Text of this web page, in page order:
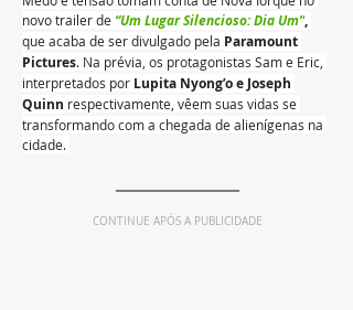
novo trailer de “Um Lugar Silencioso: Dia Um”,
que acaba de ser divulgado pela Paramount
Pictures. Na prévia, os protagonistas Sam e Eric,
interpretados por Lupita Nyong’o e Joseph
Quinn respectivamente, vêem suas vidas se
transformando com a chegada de alienígenas na
cidade.
CONTINUE APÓS A PUBLICIDADE